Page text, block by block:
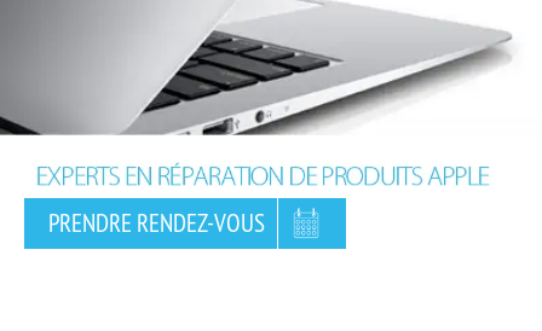
PRENDRE RENDEZ-VOUS